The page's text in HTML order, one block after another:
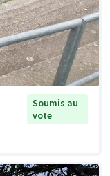
Soumis au
vote